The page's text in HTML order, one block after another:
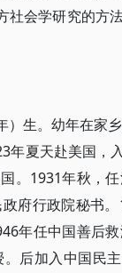
会学研究的方
生。幼年在家
年夏天赴美国，
。1931年秋，
府行政院秘书
年任中国善后
后加入中国民